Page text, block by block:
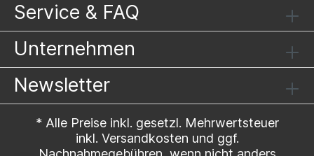
Service & FAQ
Unternehmen
Newsletter
* Alle Preise inkl. gesetzl. Mehrwertsteuer
inkl. Versandkosten und ggf.